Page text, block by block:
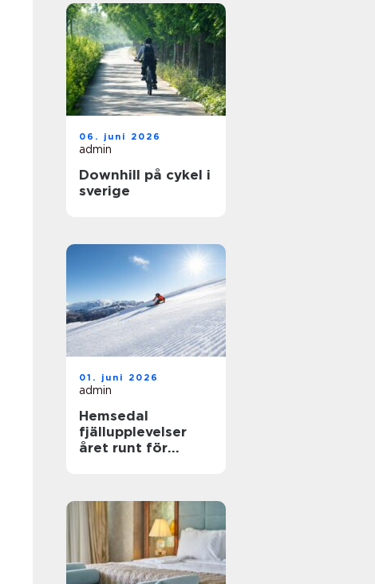
06. juni 2026
admin
Downhill på cykel i
sverige
01. juni 2026
admin
Hemsedal
fjällupplevelser
året runt för